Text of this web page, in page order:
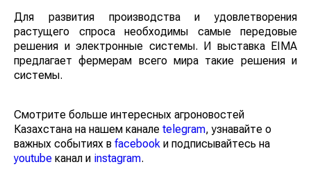
Для развития производства и удовлетворения
растущего спроса необходимы самые передовые
решения и электронные системы. И выставка EIMA
предлагает фермерам всего мира такие решения и
Смотрите больше интересных агроновостей
Казахстана на нашем каналеtelegram, узнавайте о
важных событиях вfacebook